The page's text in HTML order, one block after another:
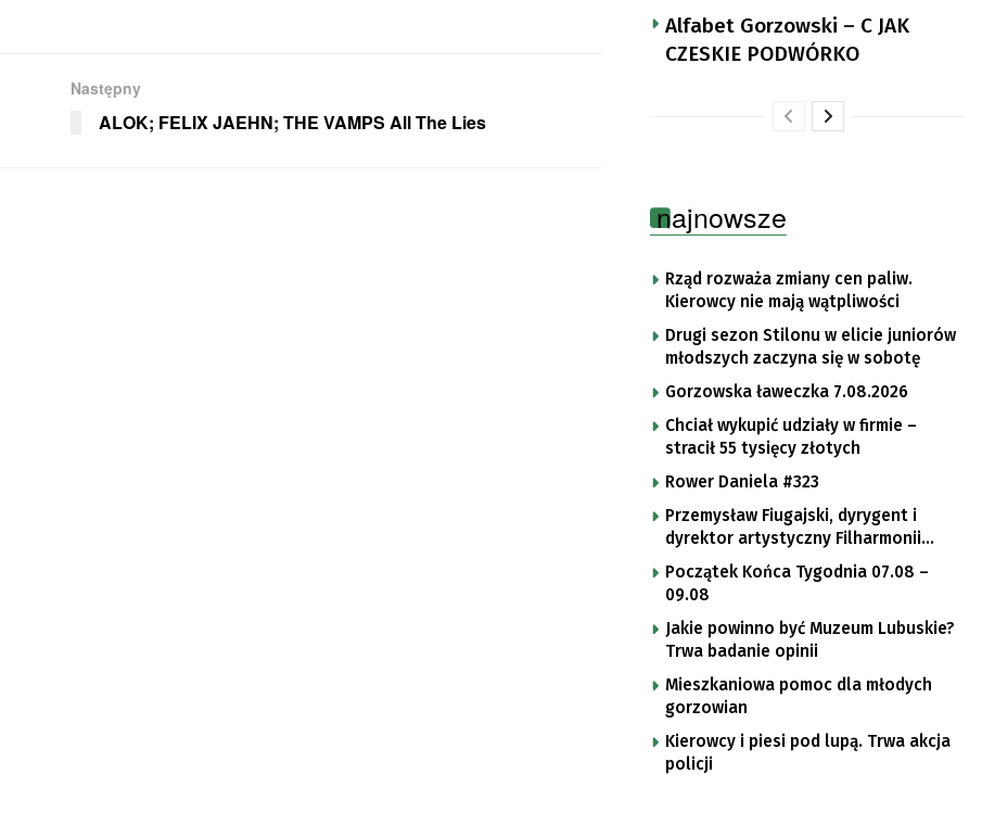
Następny
ALOK; FELIX JAEHN; THE VAMPS All The Lies
Alfabet Gorzowski – C JAK
CZESKIE PODWÓRKO
najnowsze
Rząd rozważa zmiany cen paliw.
Kierowcy nie mają wątpliwości
Drugi sezon Stilonu w elicie juniorów
młodszych zaczyna się w sobotę
Gorzowska ławeczka 7.08.2026
Chciał wykupić udziały w firmie –
stracił 55 tysięcy złotych
Rower Daniela #323
Przemysław Fiugajski, dyrygent i
dyrektor artystyczny Filharmonii
Gorzowskiej
Początek Końca Tygodnia 07.08 –
09.08
Jakie powinno być Muzeum Lubuskie?
Trwa badanie opinii
Mieszkaniowa pomoc dla młodych
gorzowian
Kierowcy i piesi pod lupą. Trwa akcja
policji